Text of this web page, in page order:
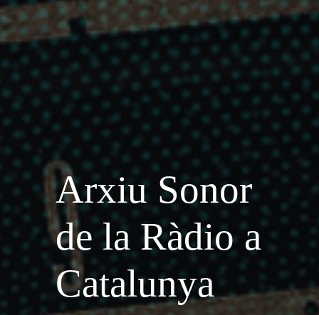
Arxiu Sonor
de la Ràdio a
Catalunya